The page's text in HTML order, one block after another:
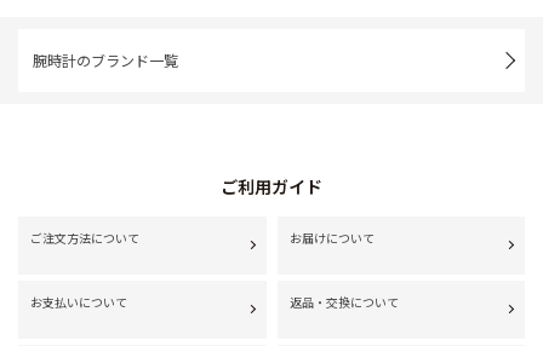
腕時計のブランド一覧
ご利用ガイド
ご注文方法について お届けについて
お支払いについて 返品・交換について